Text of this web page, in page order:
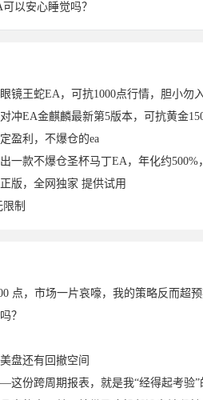
以安心睡觉吗？
镜王蛇EA，可抗1000点行情，胆小勿入
盈利，不爆仓的ea
一款不爆仓圣杯马丁EA，年化约500%
版，全网独家 提供试用
制
点，市场一片哀嚎，我的策略反而超预
？
盘还有回撤空间
份跨周期报表，就是我“经得起考验”